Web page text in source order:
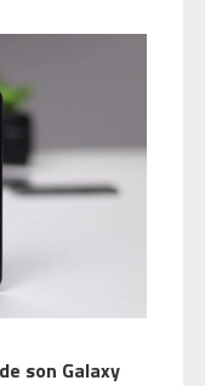
son Galaxy